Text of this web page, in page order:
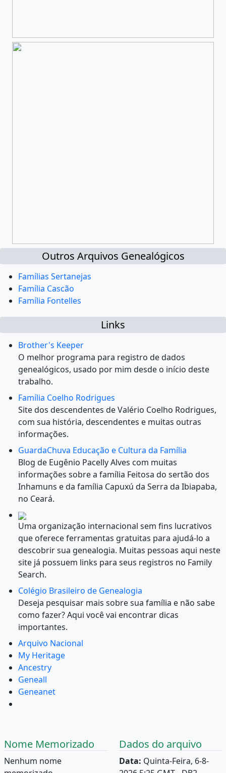
Outros Arquivos Genealógicos
Famílias Sertanejas
Família Cascão
Família Fontelles
Links
Brother's Keeper
O melhor programa para registro de dados
genealógicos, usado por mim desde o início deste
trabalho.
Família Coelho Rodrigues
Site dos descendentes de Valério Coelho Rodrigues,
com sua história, descendentes e muitas outras
informações.
GuardaChuva Educação e Cultura da Família
Blog de Eugênio Pacelly Alves com muitas
informações sobre a família Feitosa do sertão dos
Inhamuns e da família Capuxú da Serra da Ibiapaba,
no Ceará.
Uma organização internacional sem fins lucrativos
que oferece ferramentas gratuitas para ajudá-lo a
descobrir sua genealogia. Muitas pessoas aqui neste
site já possuem links para seus registros no Family
Search.
Colégio Brasileiro de Genealogia
Deseja pesquisar mais sobre sua família e não sabe
como fazer? Aqui você vai encontrar dicas
importantes.
Arquivo Nacional
My Heritage
Ancestry
Geneall
Geneanet
Nome Memorizado
Nenhum nome
Dados do arquivo
Data: Quinta-Feira, 6-8-